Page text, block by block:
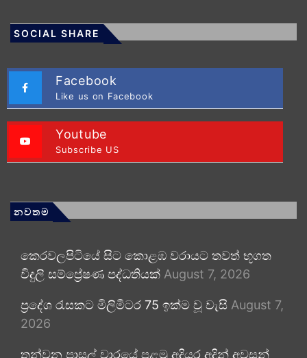
SOCIAL SHARE
Facebook
Like us on Facebook
Youtube
Subscribe US
නවතම
කෙරවලපිටියේ සිට කොළඹ වරායට තවත් භූගත
විදුලි සම්ප්‍රේෂණ පද්ධතියක් August 7, 2026
ප්‍රදේශ රැසකට මිලිමීටර 75 ඉක්ම වූ වැසි August 7,
2026
තුන්වන පාසල් වාරයේ පළමු අදියර අදින් අවසන්